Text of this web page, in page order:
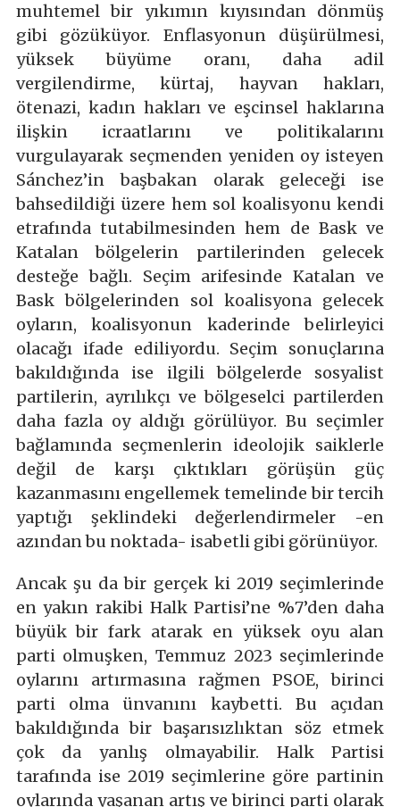
muhtemel bir yıkımın kıyısından dönmüş
gibi gözüküyor. Enflasyonun düşürülmesi,
yüksek büyüme oranı, daha adil
vergilendirme, kürtaj, hayvan hakları,
ötenazi, kadın hakları ve eşcinsel haklarına
ilişkin icraatlarını ve politikalarını
vurgulayarak seçmenden yeniden oy isteyen
Sánchez’in başbakan olarak geleceği ise
bahsedildiği üzere hem sol koalisyonu kendi
etrafında tutabilmesinden hem de Bask ve
Katalan bölgelerin partilerinden gelecek
desteğe bağlı. Seçim arifesinde Katalan ve
Bask bölgelerinden sol koalisyona gelecek
oyların, koalisyonun kaderinde belirleyici
olacağı ifade ediliyordu. Seçim sonuçlarına
bakıldığında ise ilgili bölgelerde sosyalist
partilerin, ayrılıkçı ve bölgeselci partilerden
daha fazla oy aldığı görülüyor. Bu seçimler
bağlamında seçmenlerin ideolojik saiklerle
değil de karşı çıktıkları görüşün güç
kazanmasını engellemek temelinde bir tercih
yaptığı şeklindeki değerlendirmeler -en
azından bu noktada- isabetli gibi görünüyor.
Ancak şu da bir gerçek ki 2019 seçimlerinde
en yakın rakibi Halk Partisi’ne %7’den daha
büyük bir fark atarak en yüksek oyu alan
parti olmuşken, Temmuz 2023 seçimlerinde
oylarını artırmasına rağmen PSOE, birinci
parti olma ünvanını kaybetti. Bu açıdan
bakıldığında bir başarısızlıktan söz etmek
çok da yanlış olmayabilir. Halk Partisi
tarafında ise 2019 seçimlerine göre partinin
oylarında yaşanan artış ve birinci parti olarak